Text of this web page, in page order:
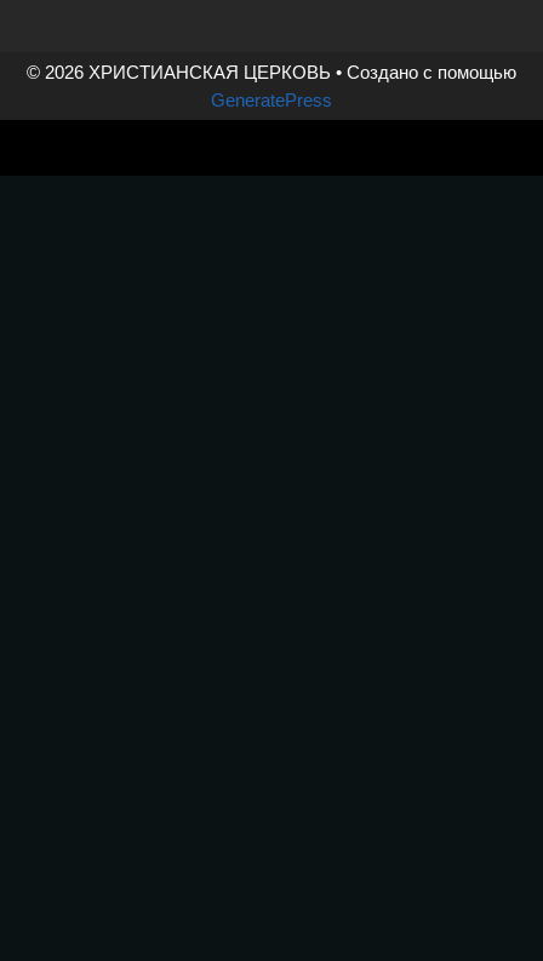
© 2026 ХРИСТИАНСКАЯ ЦЕРКОВЬ • Создано с помощью
GeneratePress